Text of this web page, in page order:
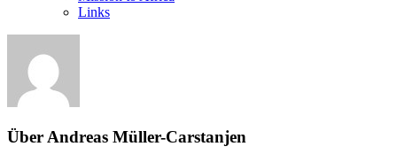
Links
Über Andreas Müller-Carstanjen